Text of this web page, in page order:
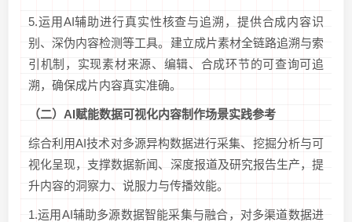
5.运用AI辅助进行真实性核查与追溯，提供合成内容识
别、深伪内容检测等工具。建立成片素材全链路追溯与索
引机制，实现素材来源、编辑、合成环节的可查询可追
溯，确保成片内容真实准确。
（二） AI赋能数据可视化内容制作场景实践参考
综合利用AI技术对多源异构数据进行采集、挖掘分析与可
视化呈现，支撑数据新闻、深度报道及研究报告生产，提
升内容的洞察力、说服力与传播效能。
1.运用AI辅助多源数据智能采集与融合，对多渠道数据进